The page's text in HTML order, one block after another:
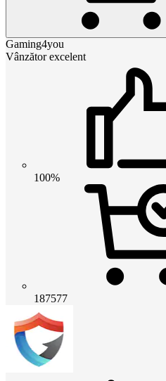
Gaming4you
Vânzător excelent
100%
187577